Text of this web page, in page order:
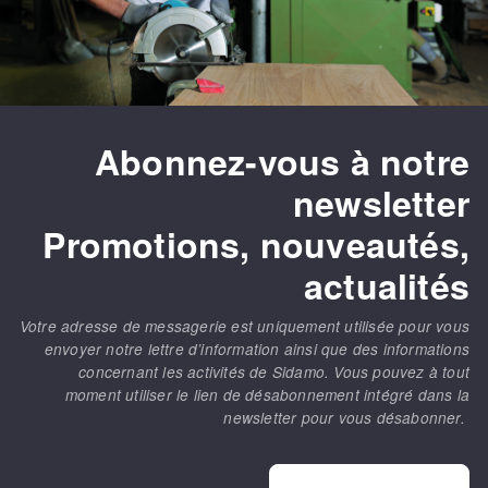
Pose des joints
Nettoyage
Mèches
Fraises carbure
Fers et plaquettes
Lames de scie à ruban
ABRASIVOS APLICADOS
Disques auto-agrippant
Disques fibre et papier
Cales à poncer et patins
DISCOS ABRASIVOS
TRATAMENTO DA SUPERFÍCIE
Abonnez-vous à notre
newsletter
Promotions, nouveautés,
actualités
Votre adresse de messagerie est uniquement utilisée pour vous
envoyer notre lettre d’information ainsi que des informations
concernant les activités de Sidamo. Vous pouvez à tout
moment utiliser le lien de désabonnement intégré dans la
newsletter pour vous désabonner.